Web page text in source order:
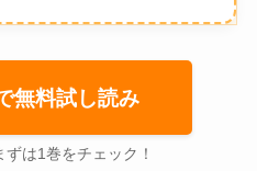
無料試し読み
は1巻をチェック！